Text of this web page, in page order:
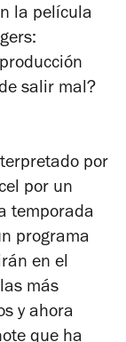
la película
salir mal?
por
por un
temporada
programa
en el
más
y ahora
que ha